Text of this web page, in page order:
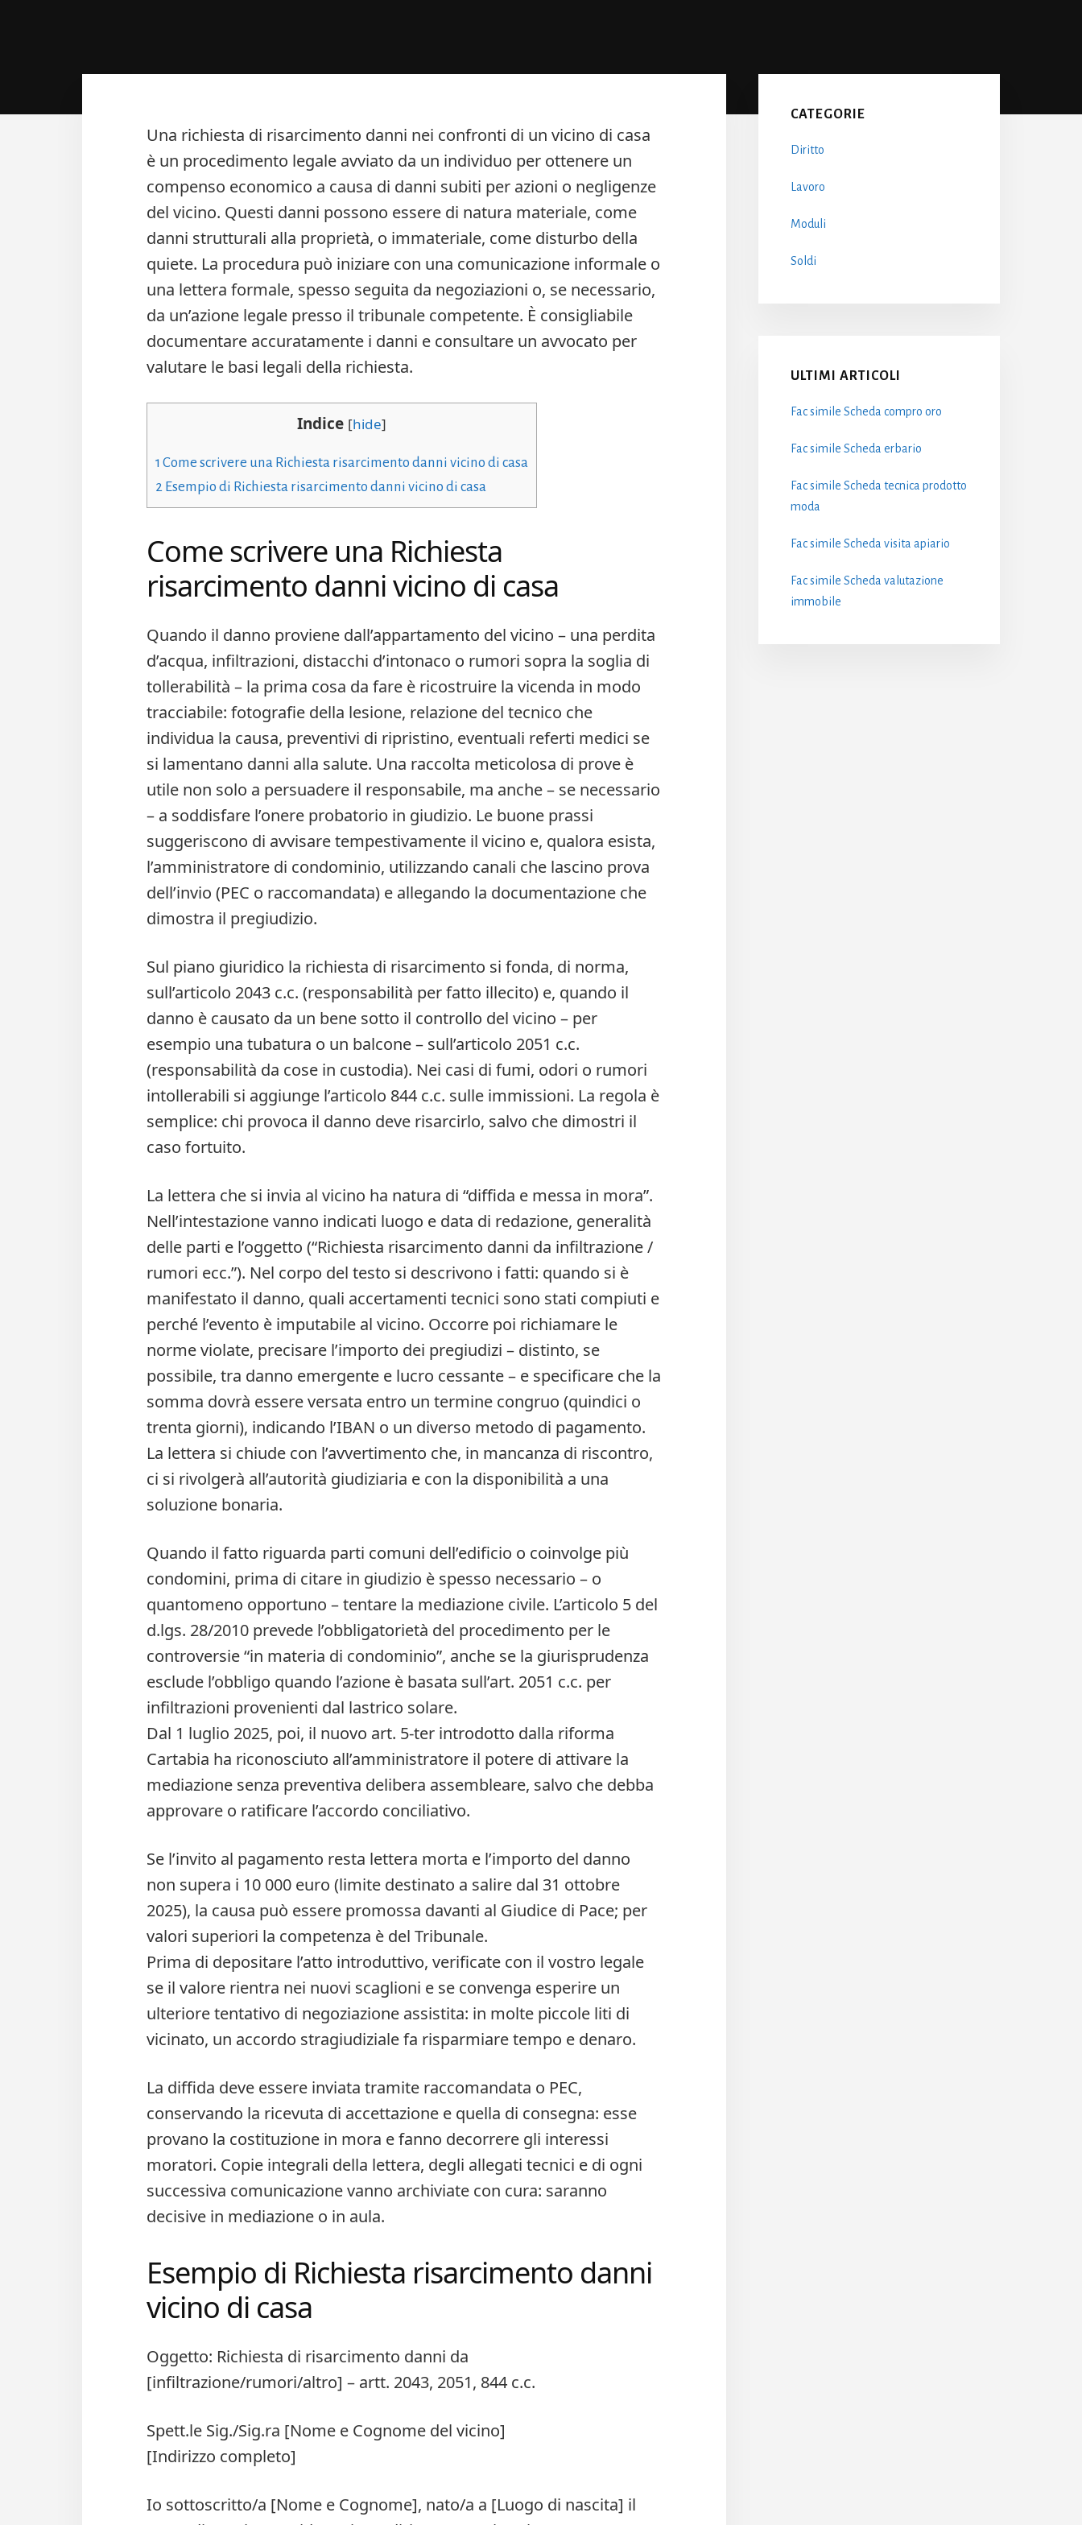
Una richiesta di risarcimento danni nei confronti di un vicino di casa
è un procedimento legale avviato da un individuo per ottenere un
compenso economico a causa di danni subiti per azioni o negligenze
del vicino. Questi danni possono essere di natura materiale, come
danni strutturali alla proprietà, o immateriale, come disturbo della
quiete. La procedura può iniziare con una comunicazione informale o
una lettera formale, spesso seguita da negoziazioni o, se necessario,
da un’azione legale presso il tribunale competente. È consigliabile
documentare accuratamente i danni e consultare un avvocato per
valutare le basi legali della richiesta.
Indice [hide]
1 Come scrivere una Richiesta risarcimento danni vicino di casa
2 Esempio di Richiesta risarcimento danni vicino di casa
Come scrivere una Richiesta
risarcimento danni vicino di casa
Quando il danno proviene dall’appartamento del vicino – una perdita
d’acqua, infiltrazioni, distacchi d’intonaco o rumori sopra la soglia di
tollerabilità – la prima cosa da fare è ricostruire la vicenda in modo
tracciabile: fotografie della lesione, relazione del tecnico che
individua la causa, preventivi di ripristino, eventuali referti medici se
si lamentano danni alla salute. Una raccolta meticolosa di prove è
utile non solo a persuadere il responsabile, ma anche – se necessario
– a soddisfare l’onere probatorio in giudizio. Le buone prassi
suggeriscono di avvisare tempestivamente il vicino e, qualora esista,
l’amministratore di condominio, utilizzando canali che lascino prova
dell’invio (PEC o raccomandata) e allegando la documentazione che
dimostra il pregiudizio.
Sul piano giuridico la richiesta di risarcimento si fonda, di norma,
sull’articolo 2043 c.c. (responsabilità per fatto illecito) e, quando il
danno è causato da un bene sotto il controllo del vicino – per
esempio una tubatura o un balcone – sull’articolo 2051 c.c.
(responsabilità da cose in custodia). Nei casi di fumi, odori o rumori
intollerabili si aggiunge l’articolo 844 c.c. sulle immissioni. La regola è
semplice: chi provoca il danno deve risarcirlo, salvo che dimostri il
caso fortuito.
La lettera che si invia al vicino ha natura di “diffida e messa in mora”.
Nell’intestazione vanno indicati luogo e data di redazione, generalità
delle parti e l’oggetto (“Richiesta risarcimento danni da infiltrazione /
rumori ecc.”). Nel corpo del testo si descrivono i fatti: quando si è
manifestato il danno, quali accertamenti tecnici sono stati compiuti e
perché l’evento è imputabile al vicino. Occorre poi richiamare le
norme violate, precisare l’importo dei pregiudizi – distinto, se
possibile, tra danno emergente e lucro cessante – e specificare che la
somma dovrà essere versata entro un termine congruo (quindici o
trenta giorni), indicando l’IBAN o un diverso metodo di pagamento.
La lettera si chiude con l’avvertimento che, in mancanza di riscontro,
ci si rivolgerà all’autorità giudiziaria e con la disponibilità a una
soluzione bonaria.
Quando il fatto riguarda parti comuni dell’edificio o coinvolge più
condomini, prima di citare in giudizio è spesso necessario – o
quantomeno opportuno – tentare la mediazione civile. L’articolo 5 del
d.lgs. 28/2010 prevede l’obbligatorietà del procedimento per le
controversie “in materia di condominio”, anche se la giurisprudenza
esclude l’obbligo quando l’azione è basata sull’art. 2051 c.c. per
infiltrazioni provenienti dal lastrico solare.
Dal 1 luglio 2025, poi, il nuovo art. 5-ter introdotto dalla riforma
Cartabia ha riconosciuto all’amministratore il potere di attivare la
mediazione senza preventiva delibera assembleare, salvo che debba
approvare o ratificare l’accordo conciliativo.
Se l’invito al pagamento resta lettera morta e l’importo del danno
non supera i 10 000 euro (limite destinato a salire dal 31 ottobre
2025), la causa può essere promossa davanti al Giudice di Pace; per
valori superiori la competenza è del Tribunale.
Prima di depositare l’atto introduttivo, verificate con il vostro legale
se il valore rientra nei nuovi scaglioni e se convenga esperire un
ulteriore tentativo di negoziazione assistita: in molte piccole liti di
vicinato, un accordo stragiudiziale fa risparmiare tempo e denaro.
La diffida deve essere inviata tramite raccomandata o PEC,
conservando la ricevuta di accettazione e quella di consegna: esse
provano la costituzione in mora e fanno decorrere gli interessi
moratori. Copie integrali della lettera, degli allegati tecnici e di ogni
successiva comunicazione vanno archiviate con cura: saranno
decisive in mediazione o in aula.
Esempio di Richiesta risarcimento danni
vicino di casa
Oggetto: Richiesta di risarcimento danni da
[infiltrazione/rumori/altro] – artt. 2043, 2051, 844 c.c.
Spett.le Sig./Sig.ra [Nome e Cognome del vicino]
[Indirizzo completo]
Io sottoscritto/a [Nome e Cognome], nato/a a [Luogo di nascita] il
Sidebar
CATEGORIE
Diritto
Lavoro
Moduli
Soldi
ULTIMI ARTICOLI
Fac simile Scheda compro oro​
Fac simile Scheda erbario​
Fac simile Scheda tecnica prodotto
moda​
Fac simile Scheda visita apiario
Fac simile Scheda valutazione
immobile